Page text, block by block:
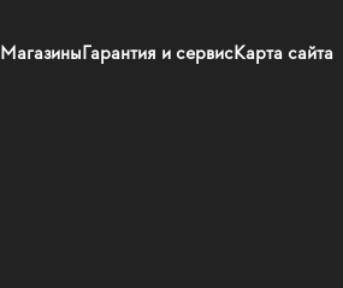
МагазиныГарантия и сервисКарта сайта